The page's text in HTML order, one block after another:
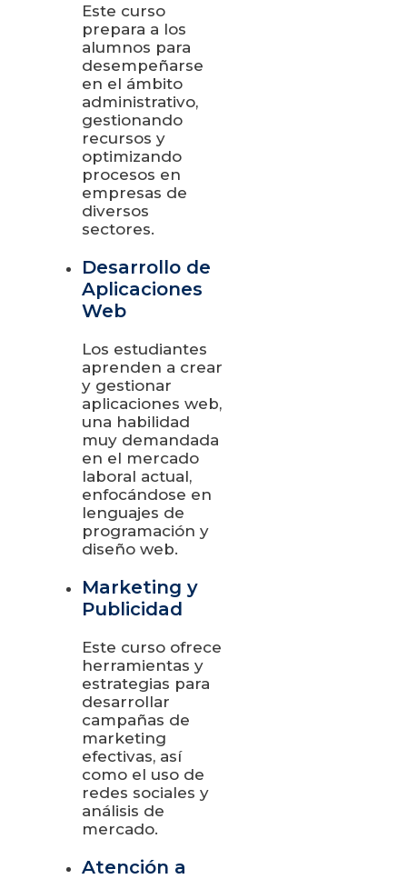
Este curso
prepara a los
alumnos para
desempeñarse
en el ámbito
administrativo,
gestionando
recursos y
optimizando
procesos en
empresas de
diversos
sectores.
Desarrollo de
Aplicaciones
Web
Los estudiantes
aprenden a crear
y gestionar
aplicaciones web,
una habilidad
muy demandada
en el mercado
laboral actual,
enfocándose en
lenguajes de
programación y
diseño web.
Marketing y
Publicidad
Este curso ofrece
herramientas y
estrategias para
desarrollar
campañas de
marketing
efectivas, así
como el uso de
redes sociales y
análisis de
mercado.
Atención a